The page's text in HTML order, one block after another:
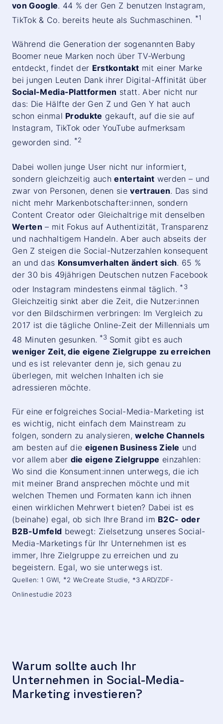
von Google. 44 % der Gen Z benutzen Instagram,
TikTok & Co. bereits heute als Suchmaschinen. *1
Während die Generation der sogenannten Baby
Boomer neue Marken noch über TV-Werbung
entdeckt, findet der Erstkontakt mit einer Marke
bei jungen Leuten Dank ihrer Digital-Affinität über
Social-Media-Plattformen statt. Aber nicht nur
das: Die Hälfte der Gen Z und Gen Y hat auch
schon einmal Produkte gekauft, auf die sie auf
Instagram, TikTok oder YouTube aufmerksam
geworden sind. *2
Dabei wollen junge User nicht nur informiert,
sondern gleichzeitig auchentertaint werden – und
zwar von Personen, denen sievertrauen. Das sind
nicht mehr Markenbotschafter:innen, sondern
Content Creator oder Gleichaltrige mit denselben
Werten – mit Fokus auf Authentizität, Transparenz
und nachhaltigem Handeln. Aber auch abseits der
Gen Z steigen die Social-Nutzerzahlen konsequent
an und das Konsumverhalten ändert sich. 65 %
der 30 bis 49jährigen Deutschen nutzen Facebook
oder Instagram mindestens einmal täglich. *3
Gleichzeitig sinkt aber die Zeit, die Nutzer:innen
vor den Bildschirmen verbringen: Im Vergleich zu
2017 ist die tägliche Online-Zeit der Millennials um
48 Minuten gesunken. *3 Somit gibt es auch
weniger Zeit, die eigene Zielgruppe zu erreichen
und es ist relevanter denn je, sich genau zu
überlegen, mit welchen Inhalten ich sie
adressieren möchte.
Für eine erfolgreiches Social-Media-Marketing ist
es wichtig, nicht einfach dem Mainstream zu
folgen, sondern zu analysieren,welche Channels
am besten auf die eigenen Business Ziele und
vor allem aber die eigene Zielgruppe einzahlen:
Wo sind die Konsument:innen unterwegs, die ich
mit meiner Brand ansprechen möchte und mit
welchen Themen und Formaten kann ich ihnen
einen wirklichen Mehrwert bieten? Dabei ist es
(beinahe) egal, ob sich Ihre Brand im B2C- oder
B2B-Umfeld bewegt: Zielsetzung unseres Social-
Media-Marketings für Ihr Unternehmen ist es
immer, Ihre Zielgruppe zu erreichen und zu
begeistern. Egal, wo sie unterwegs ist.
Quellen: 1 GWI, *2 WeCreate Studie, *3 ARD/ZDF-
Onlinestudie 2023
Warum sollte auch Ihr
Unternehmen in Social-Media-
Marketing investieren?